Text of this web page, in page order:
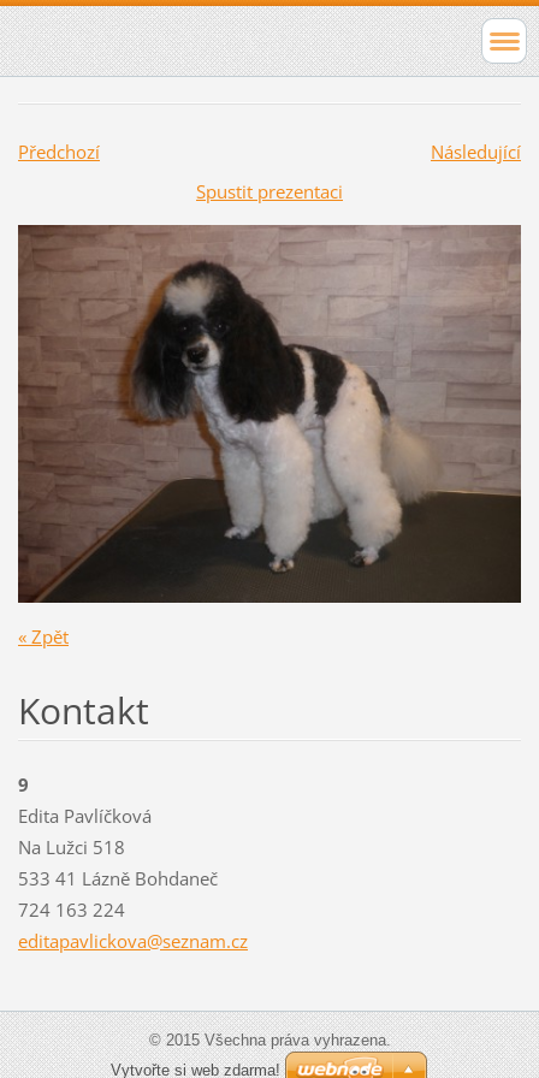
Předchozí
Následující
Spustit prezentaci
« Zpět
Kontakt
9
Edita Pavlíčková
Na Lužci 518
533 41 Lázně Bohdaneč
724 163 224
editapavlickova@seznam.cz
© 2015 Všechna práva vyhrazena.
Vytvořte si web zdarma!